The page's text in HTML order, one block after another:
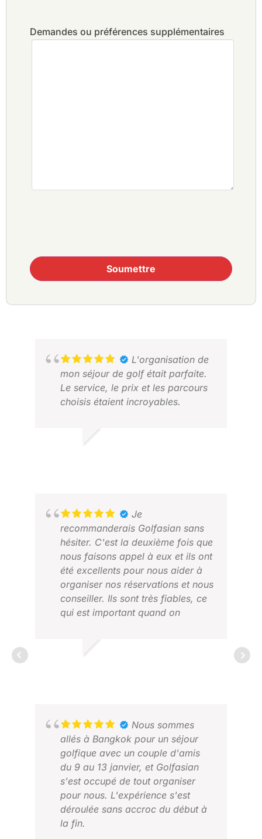
Demandes ou préférences supplémentaires
Soumettre
L'organisation de
mon séjour de golf était parfaite.
Le service, le prix et les parcours
choisis étaient incroyables.
Je
recommanderais Golfasian sans
hésiter. C'est la deuxième fois que
nous faisons appel à eux et ils ont
été excellents pour nous aider à
organiser nos réservations et nous
conseiller. Ils sont très fiables, ce
qui est important quand on
notre prochain séjour en Asie.
Nous sommes
allés à Bangkok pour un séjour
golfique avec un couple d'amis
du 9 au 13 janvier, et Golfasian
s'est occupé de tout organiser
pour nous. L'expérience s'est
déroulée sans accroc du début à
la fin.